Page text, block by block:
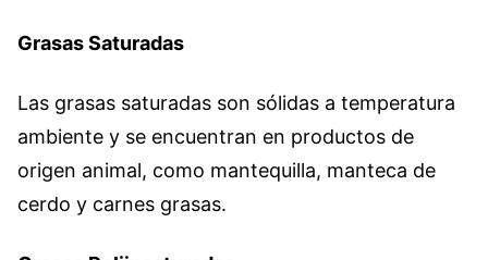
Grasas Saturadas
Las grasas saturadas son sólidas a temperatura
ambiente y se encuentran en productos de
origen animal, como mantequilla, manteca de
cerdo y carnes grasas.